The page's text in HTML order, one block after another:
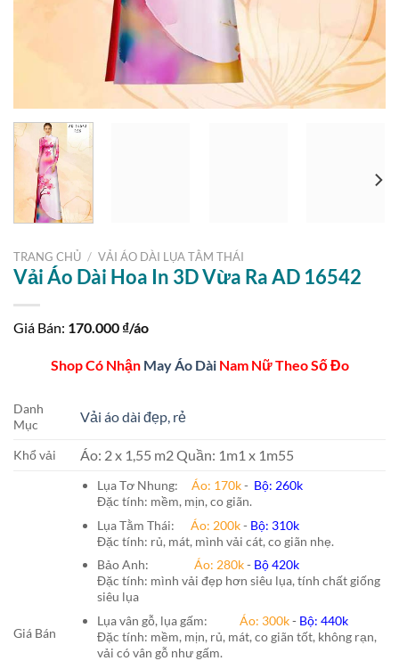
TRANG CHỦ / VẢI ÁO DÀI LỤA TẰM THÁI
Vải Áo Dài Hoa In 3D Vừa Ra AD 16542
Giá Bán: 170.000 ₫/áo
Shop Có Nhận May Áo DàiNam Nữ Theo Số Đo
Danh
Mục
Vải áo dài đẹp, rẻ
Khổ vải Áo: 2 x 1,55 m2 Quần: 1m1 x 1m55
Giá Bán
Lụa Tơ Nhung: Áo: 170k- Bộ: 260k
Đặc tính: mềm, mịn, co giãn.
Lụa Tằm Thái: Áo: 200k- Bộ: 310k
Đặc tính: rủ, mát, mình vải cát, co giãn nhẹ.
Bảo Anh: Áo: 280k- Bộ 420k
Đặc tính: mình vải đẹp hơn siêu lụa, tính chất giống
siêu lụa
Lụa vân gỗ, lụa gấm: Áo: 300k- Bộ: 440k
Đặc tính: mềm, mịn, rủ, mát, co giãn tốt, không rạn,
vải có vân gỗ như gấm.